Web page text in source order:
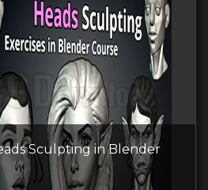
Sculpting in Blender